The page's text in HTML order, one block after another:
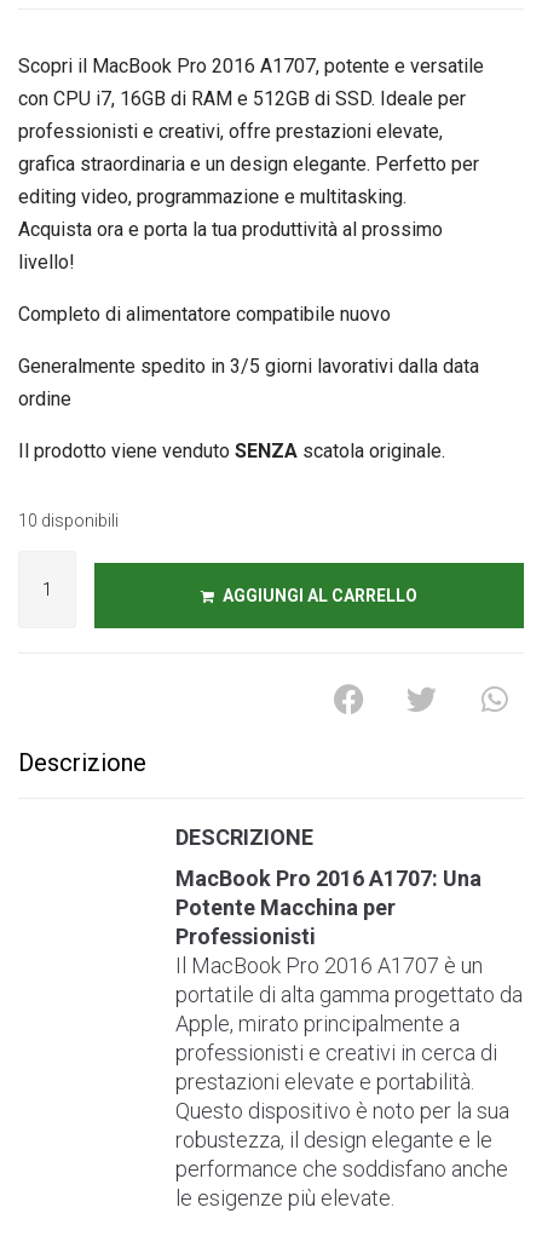
Scopri il MacBook Pro 2016 A1707, potente e versatile
con CPU i7, 16GB di RAM e 512GB di SSD. Ideale per
professionisti e creativi, offre prestazioni elevate,
grafica straordinaria e un design elegante. Perfetto per
editing video, programmazione e multitasking.
Acquista ora e porta la tua produttività al prossimo
livello!
Completo di alimentatore compatibile nuovo
Generalmente spedito in 3/5 giorni lavorativi dalla data
ordine
Il prodotto viene venduto SENZA scatola originale.
10 disponibili
AGGIUNGI AL CARRELLO
t
iDescrizione
DESCRIZIONE
MacBook Pro 2016 A1707: Una
Potente Macchina per
Professionisti
Il MacBook Pro 2016 A1707 è un
portatile di alta gamma progettato da
Apple, mirato principalmente a
professionisti e creativi in cerca di
prestazioni elevate e portabilità.
Questo dispositivo è noto per la sua
robustezza, il design elegante e le
performance che soddisfano anche
le esigenze più elevate.